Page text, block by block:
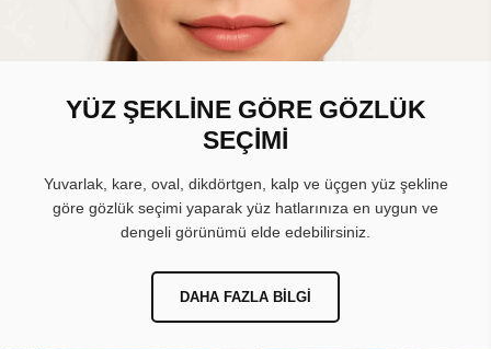
YÜZ ŞEKLİNE GÖRE GÖZLÜK
SEÇİMİ
Yuvarlak, kare, oval, dikdörtgen, kalp ve üçgen yüz şekline
göre gözlük seçimi yaparak yüz hatlarınıza en uygun ve
dengeli görünümü elde edebilirsiniz.
DAHA FAZLA BILGI